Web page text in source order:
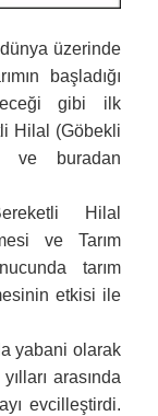
üzerinde
başladığı
gibi ilk
Hilal (Göbekli
ve buradan
Hilal
ve Tarım
tarım
etkisi ile
yabani olarak
arasında
evcilleştirdi.